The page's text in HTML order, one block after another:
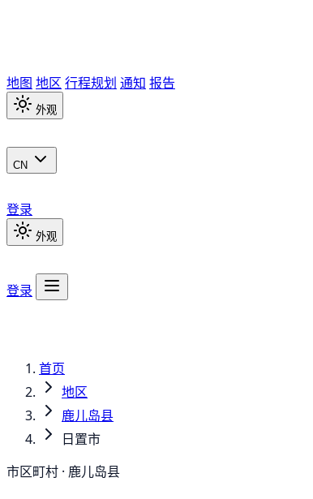
地图 地区 行程规划 通知 报告
外观
CN
登录
外观
登录
首页
地区
鹿儿岛县
日置市
市区町村 · 鹿儿岛县